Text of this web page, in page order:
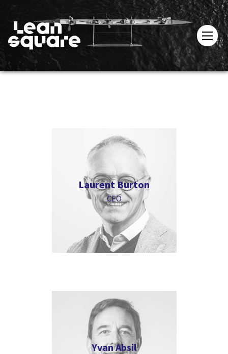
Laurent Burton
CEO
Yvan Absil